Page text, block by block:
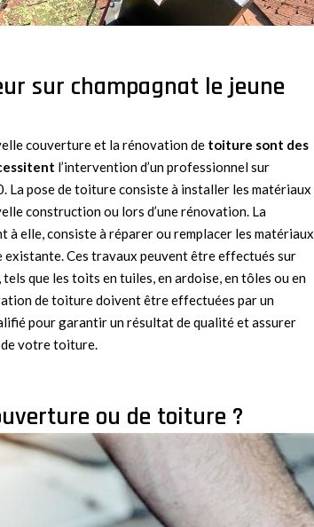
sur champagnat le jeune
couverture et la rénovation de toiture sont des
l’intervention d’un professionnel sur
La pose de toiture consiste à installer les matériaux
construction ou lors d’une rénovation. La
elle, consiste à réparer ou remplacer les matériaux
existante. Ces travaux peuvent être effectués sur
que les toits en tuiles, en ardoise, en tôles ou en
de toiture doivent être effectuées par un
pour garantir un résultat de qualité et assurer
votre toiture.
ou de toiture ?